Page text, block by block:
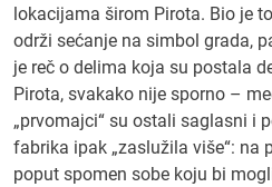
lokacijama širom Pirota. Bio je
održi sećanje na simbol grada,
je reč o delima koja su postala
Pirota, svakako nije sporno –
„prvomajci“ su ostali saglasni i
fabrika ipak „zaslužila više“: na
poput spomen sobe koju bi